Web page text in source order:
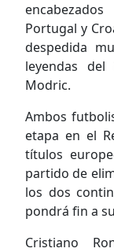
Portugal y
despedida
leyendas
Modric.
Ambos
etapa en el
títulos
partido de
los dos
pondrá fin a
Cristiano